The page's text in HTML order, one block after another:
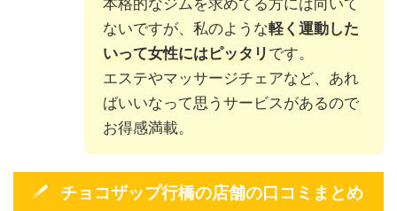
ないですが、私のような軽く運動した
いって女性にはピッタリ です。
エステやマッサージチェアなど、あれ
ばいいなって思うサービスがあるので
お得感満載。
チョコザップ行橋の店舗の口コミまとめ